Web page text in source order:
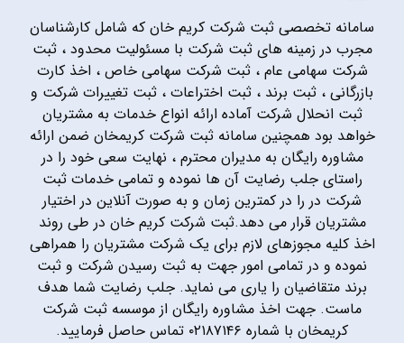
سامانه تخصصی ثبت شرکت کریم خان که شامل کارشناسان
مجرب در زمینه های ثبت شرکت با مسئولیت محدود ، ثبت
شرکت سهامی عام ، ثبت شرکت سهامی خاص ، اخذ کارت
بازرگانی ، ثبت برند ، ثبت اختراعات ، ثبت تغییرات شرکت و
ثبت انحلال شرکت آماده ارائه انواع خدمات به مشتریان
خواهد بود همچنین سامانه ثبت شرکت کریمخان ضمن ارائه
مشاوره رایگان به مدیران محترم ، نهایت سعی خود را در
راستای جلب رضایت آن ها نموده و تمامی خدمات ثبت
شرکت در را در کمترین زمان و به صورت آنلاین در اختیار
مشتریان قرار می دهد.ثبت شرکت کریم خان در طی روند
اخذ کلیه مجوزهای لازم برای یک شرکت مشتریان را همراهی
نموده و در تمامی امور جهت به ثبت رسیدن شرکت و ثبت
برند متقاضیان را یاری می نماید. جلب رضایت شما هدف
ماست. جهت اخذ مشاوره رایگان از موسسه ثبت شرکت
کریمخان با شماره ۰۲۱۸۷۱۴۶ تماس حاصل فرمایید.